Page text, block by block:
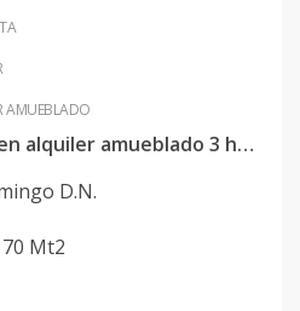
AMUEBLADO
Lujoso apartamento en alquiler amueblado 3 habitaciones
D.N.
Mt2